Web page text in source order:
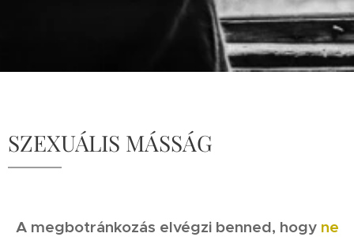
SZEXUÁLIS MÁSSÁG
A megbotránkozás elvégzi benned, hogy ne